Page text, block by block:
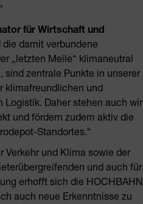
für Wirtschaft und
die damit verbundene
„letzten Meile“ klimaneutral
sind zentrale Punkte in unserer
klimafreundlichen und
Logistik. Daher stehen auch wir
und fördern zudem aktiv die
Standortes.“
Verkehr und Klima sowie der
und auch für
erhofft sich die HOCHBAHN
auch neue Erkenntnisse zu